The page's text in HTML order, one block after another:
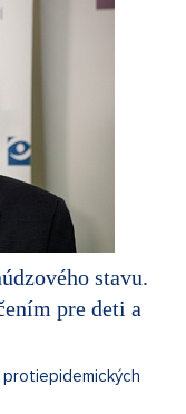
stavu.
pre deti a
protiepidemických